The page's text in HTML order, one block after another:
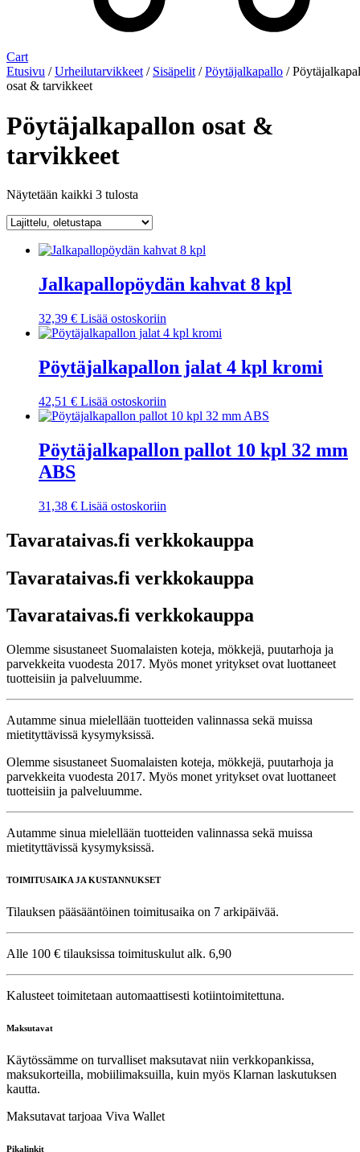
Cart
Etusivu /Urheilutarvikkeet / Sisäpelit /Pöytäjalkapallo /
osat & tarvikkeet
Pöytäjalkapallon osat &
tarvikkeet
Näytetään kaikki 3 tulosta
Jalkapallopöydän kahvat 8 kpl
32,39 € Lisää ostoskoriin
Pöytäjalkapallon jalat 4 kpl kromi
42,51 € Lisää ostoskoriin
Pöytäjalkapallon pallot 10 kpl 32 mm
ABS
31,38 € Lisää ostoskoriin
Tavarataivas.fi verkkokauppa
Tavarataivas.fi verkkokauppa
Tavarataivas.fi verkkokauppa
Olemme sisustaneet Suomalaisten koteja, mökkejä, puutarhoja ja
parvekkeita vuodesta 2017. Myös monet yritykset ovat luottaneet
tuotteisiin ja palveluumme.
Autamme sinua mielellään tuotteiden valinnassa sekä muissa
mietityttävissä kysymyksissä.
Olemme sisustaneet Suomalaisten koteja, mökkejä, puutarhoja ja
parvekkeita vuodesta 2017. Myös monet yritykset ovat luottaneet
tuotteisiin ja palveluumme.
Autamme sinua mielellään tuotteiden valinnassa sekä muissa
mietityttävissä kysymyksissä.
TOIMITUSAIKA JA KUSTANNUKSET
Tilauksen pääsääntöinen toimitusaika on 7 arkipäivää.
Alle 100 € tilauksissa toimituskulut alk. 6,90
Kalusteet toimitetaan automaattisesti kotiintoimitettuna.
Maksutavat
Käytössämme on turvalliset maksutavat niin verkkopankissa,
maksukorteilla, mobiilimaksuilla, kuin myös Klarnan laskutuksen
kautta.
Maksutavat tarjoaa Viva Wallet
Pikalinkit